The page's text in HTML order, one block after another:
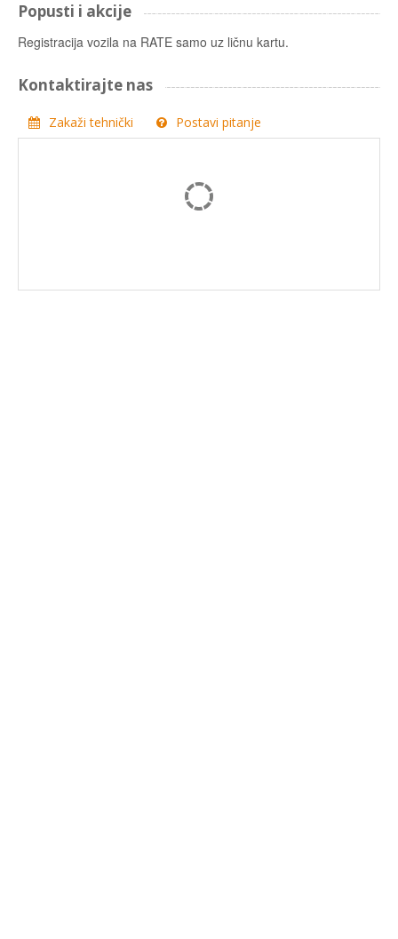
Popusti i akcije
Registracija vozila na RATE samo uz ličnu kartu.
Kontaktirajte nas
Zakaži tehnički Postavi pitanje